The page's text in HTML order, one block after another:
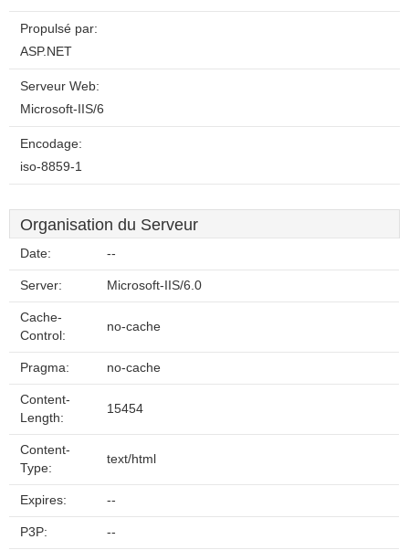
Propulsé par:
ASP.NET
Serveur Web:
Microsoft-IIS/6
Encodage:
iso-8859-1
Organisation du Serveur
Date: --
Server: Microsoft-IIS/6.0
Cache-
Control:
no-cache
Pragma: no-cache
Content-
Length:
15454
Content-
Type:
text/html
Expires: --
P3P: --